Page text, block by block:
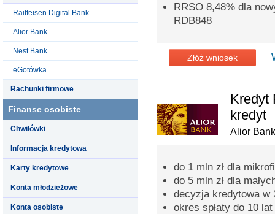
Raiffeisen Digital Bank
Alior Bank
Nest Bank
eGotówka
Rachunki firmowe
Finanse osobiste
Chwilówki
Informacja kredytowa
Karty kredytowe
Konta młodzieżowe
Konta osobiste
RRSO 8,48% dla
RDB848
Złóż wniosek
Kredyt
kredyt
Alior Bank
do 1 mln zł dla
do 5 mln zł dla
decyzja kredytowa w
okres spłaty do 10 lat